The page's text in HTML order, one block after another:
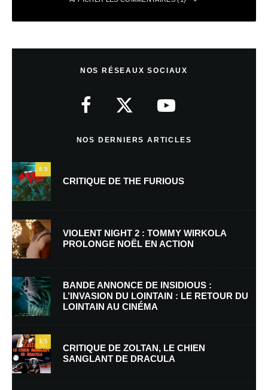
5 décembre 2017 à 0 h 10 min
Merci beaucoup pour ce témoignage et pour cette vidéo que je
Laisser un commentaire
Votre adresse e-mail ne sera pas publiée.
indiqués avec
Commentaire
Nom*
NOS RÉSEAUX SOCIAUX
NOS DERNIERS ARTICLES
9.5
CRITIQUE DE THE FURIOUS
VIOLENT NIGHT 2 : TOMMY WIRKOLA
PROLONGE NOËL EN ACTION
BANDE ANNONCE DE INSIDIOUS :
L’INVASION DU LOINTAIN : LE RETOUR DU
LOINTAIN AU CINÉMA
7.5
CRITIQUE DE ZOLTAN, LE CHIEN
SANGLANT DE DRACULA